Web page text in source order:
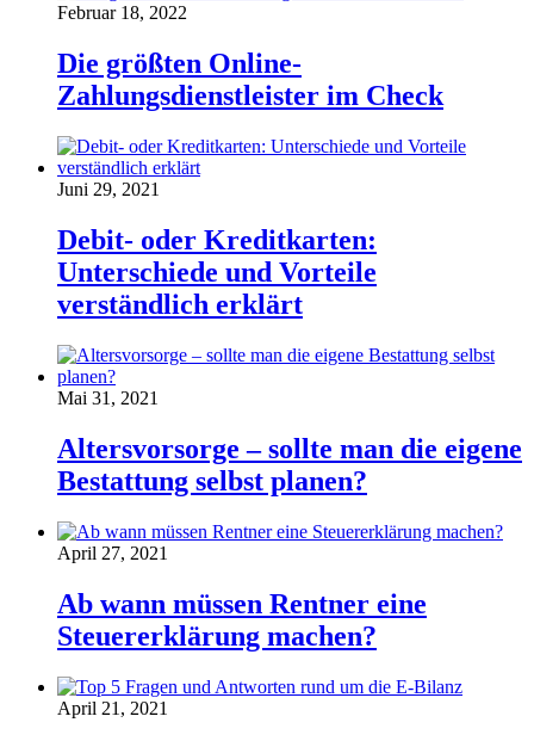
Februar 18, 2022
Die größten Online-
Zahlungsdienstleister im Check
Juni 29, 2021
Debit- oder Kreditkarten:
Unterschiede und Vorteile
verständlich erklärt
Mai 31, 2021
Altersvorsorge – sollte man die eigene
Bestattung selbst planen?
April 27, 2021
Ab wann müssen Rentner eine
Steuererklärung machen?
April 21, 2021